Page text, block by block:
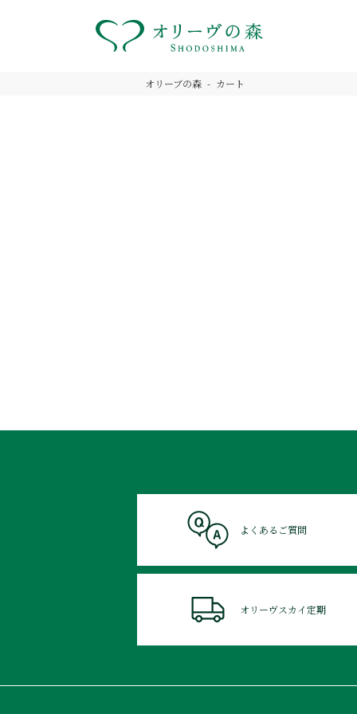
オリーブの森 カート
よくあるご質問
オリーヴスカイ定期